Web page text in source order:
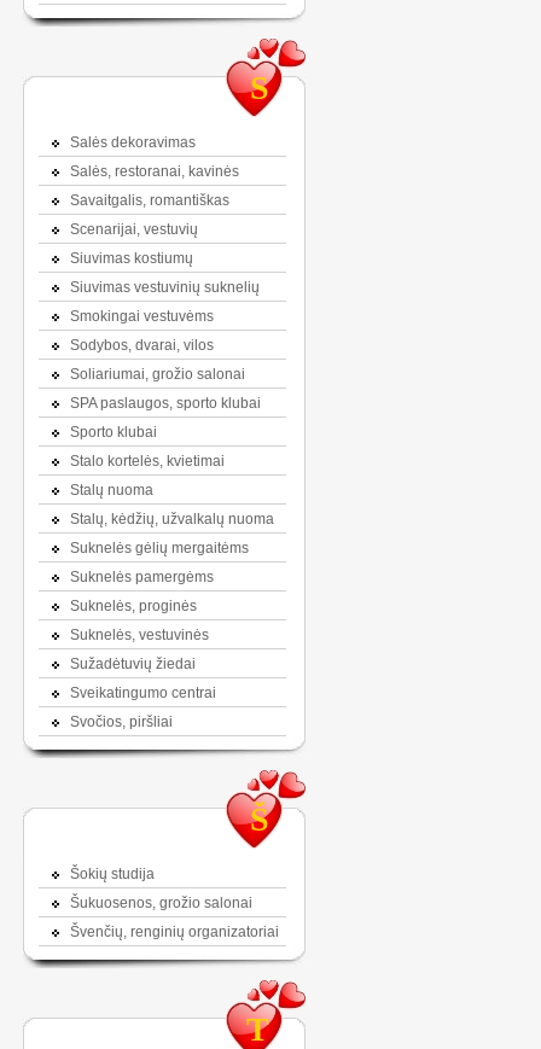
S
Salės dekoravimas
Salės, restoranai, kavinės
Savaitgalis, romantiškas
Scenarijai, vestuvių
Siuvimas kostiumų
Siuvimas vestuvinių suknelių
Smokingai vestuvėms
Sodybos, dvarai, vilos
Soliariumai, grožio salonai
SPA paslaugos, sporto klubai
Sporto klubai
Stalo kortelės, kvietimai
Stalų nuoma
Stalų, kėdžių, užvalkalų nuoma
Suknelės gėlių mergaitėms
Suknelės pamergėms
Suknelės, proginės
Suknelės, vestuvinės
Sužadėtuvių žiedai
Sveikatingumo centrai
Svočios, piršliai
Š
Šokių studija
Šukuosenos, grožio salonai
Švenčių, renginių organizatoriai
T